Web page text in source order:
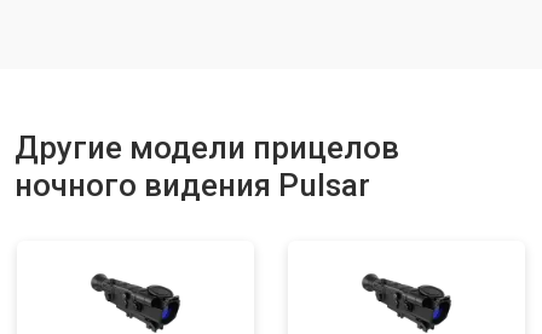
Другие модели прицелов
ночного видения Pulsar